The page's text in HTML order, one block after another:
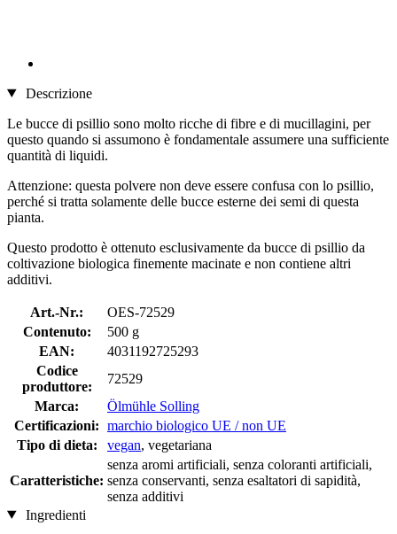
Descrizione
Le bucce di psillio sono molto ricche di fibre e di mucillagini, per
questo quando si assumono è fondamentale assumere una sufficiente
quantità di liquidi.
Attenzione: questa polvere non deve essere confusa con lo psillio,
perché si tratta solamente delle bucce esterne dei semi di questa
pianta.
Questo prodotto è ottenuto esclusivamente da bucce di psillio da
coltivazione biologica finemente macinate e non contiene altri
additivi.
Art.-Nr.:
OES-72529
Contenuto:
500 g
EAN:
4031192725293
Codice
produttore:
72529
Marca:
Ölmühle Solling
Certificazioni: marchio biologico UE / non UE
Tipo di dieta:
vegan, vegetariana
Caratteristiche:
senza aromi artificiali, senza coloranti artificiali,
senza conservanti, senza esaltatori di sapidità,
senza additivi
Ingredienti